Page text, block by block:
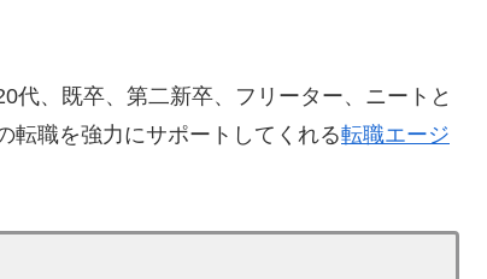
代、既卒、第二新卒、フリーター、ニートと
転職を強力にサポートしてくれる転職エージ